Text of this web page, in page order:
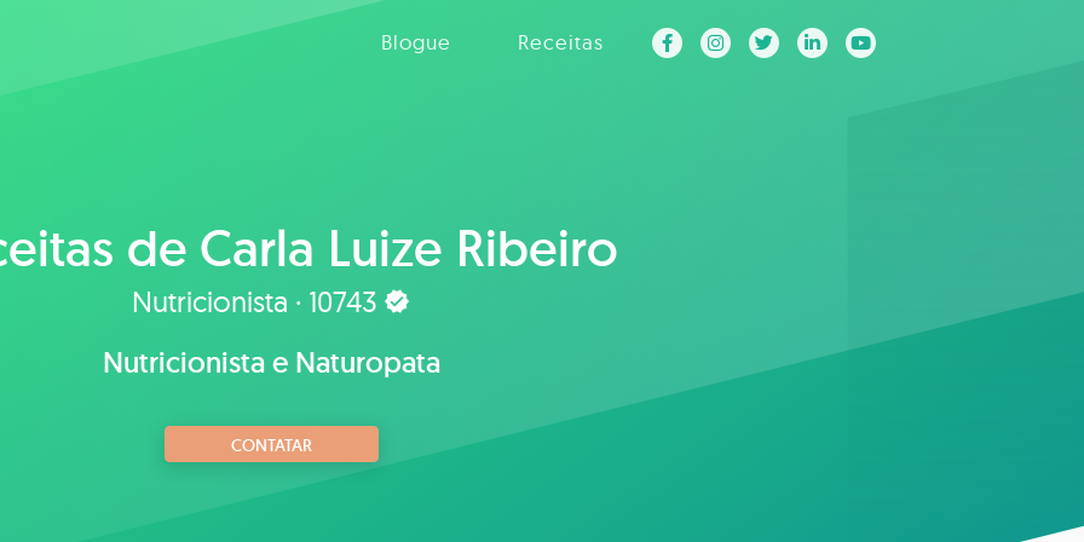
Blogue Receitas
de Carla Luize Ribeiro
Nutricionista · 10743
Nutricionista e Naturopata
CONTATAR